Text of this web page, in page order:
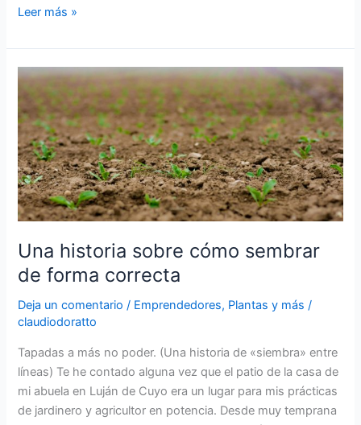
La
puede
esperar:
Latencia
o
dormición
de
semillas
Leer más »
Una historia sobre cómo sembrar
de forma correcta
Deja un comentario / Emprendedores, Plantas y más /
claudiodoratto
Tapadas a más no poder. (Una historia de «siembra» entre
líneas) Te he contado alguna vez que el patio de la casa de
mi abuela en Luján de Cuyo era un lugar para mis prácticas
de jardinero y agricultor en potencia. Desde muy temprana